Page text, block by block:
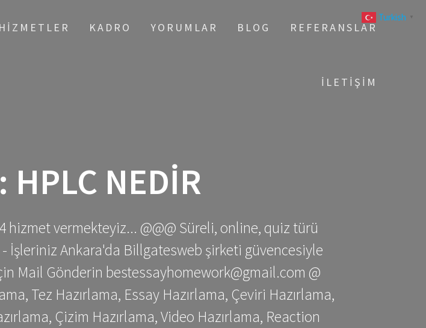
HIZMETLER KADRO YORUMLAR BLOG REFERANSLAR
İLETIŞIM
HPLC NEDIR
hizmet vermekteyiz... @@@ Süreli, online, quiz türü
İşleriniz Ankara'da Billgatesweb şirketi güvencesiyle
Mail Gönderin bestessayhomework@gmail.com @
Tez Hazırlama, Essay Hazırlama, Çeviri Hazırlama,
Çizim Hazırlama, Video Hazırlama, Reaction
Turkish ▼